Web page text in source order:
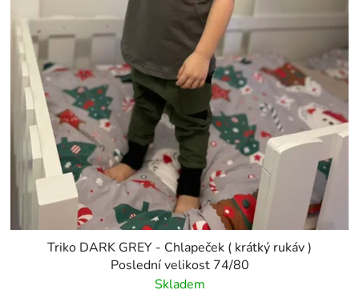
Triko DARK GREY - Chlapeček ( krátký rukáv )
Poslední velikost 74/80
Skladem